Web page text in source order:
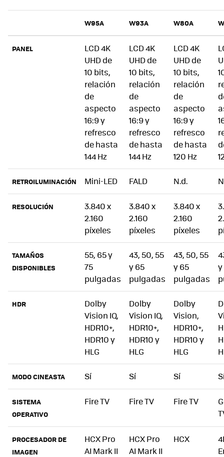
W95A W93A W80A
PANEL
LCD 4K
UHD de
10 bits,
relación
de
aspecto
16:9 y
refresco
de hasta
144 Hz
LCD 4K
UHD de
10 bits,
relación
de
aspecto
16:9 y
refresco
de hasta
144 Hz
LCD 4K
UHD de
10 bits,
relación
de
aspecto
16:9 y
refresco
de hasta
120 Hz
RETROILUMINACIÓN Mini-LED FALD N.d.
RESOLUCIÓN
3.840 x
2.160
píxeles
3.840 x
2.160
píxeles
3.840 x
2.160
píxeles
TAMAÑOS
DISPONIBLES
55, 65 y
75
pulgadas
43, 50, 55
y 65
pulgadas
43, 50, 55
y 65
pulgadas
HDR
Dolby
Vision IQ,
HDR10+,
HDR10 y
HLG
Dolby
Vision IQ,
HDR10+,
HDR10 y
HLG
Dolby
Vision,
HDR10+,
HDR10 y
HLG
MODO CINEASTA Sí Sí Sí
SISTEMA
OPERATIVO
Fire TV Fire TV Fire TV
PROCESADOR DE
IMAGEN
HCX Pro
AI Mark II
HCX Pro
AI Mark II
HCX